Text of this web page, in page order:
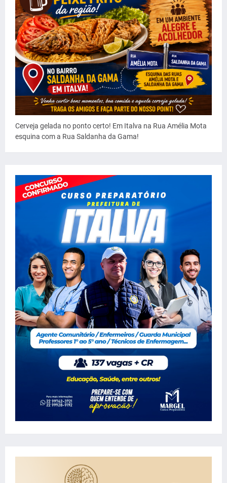
Cerveja gelada no ponto certo! Em Italva na Rua Amélia Mota
esquina com a Rua Saldanha da Gama!